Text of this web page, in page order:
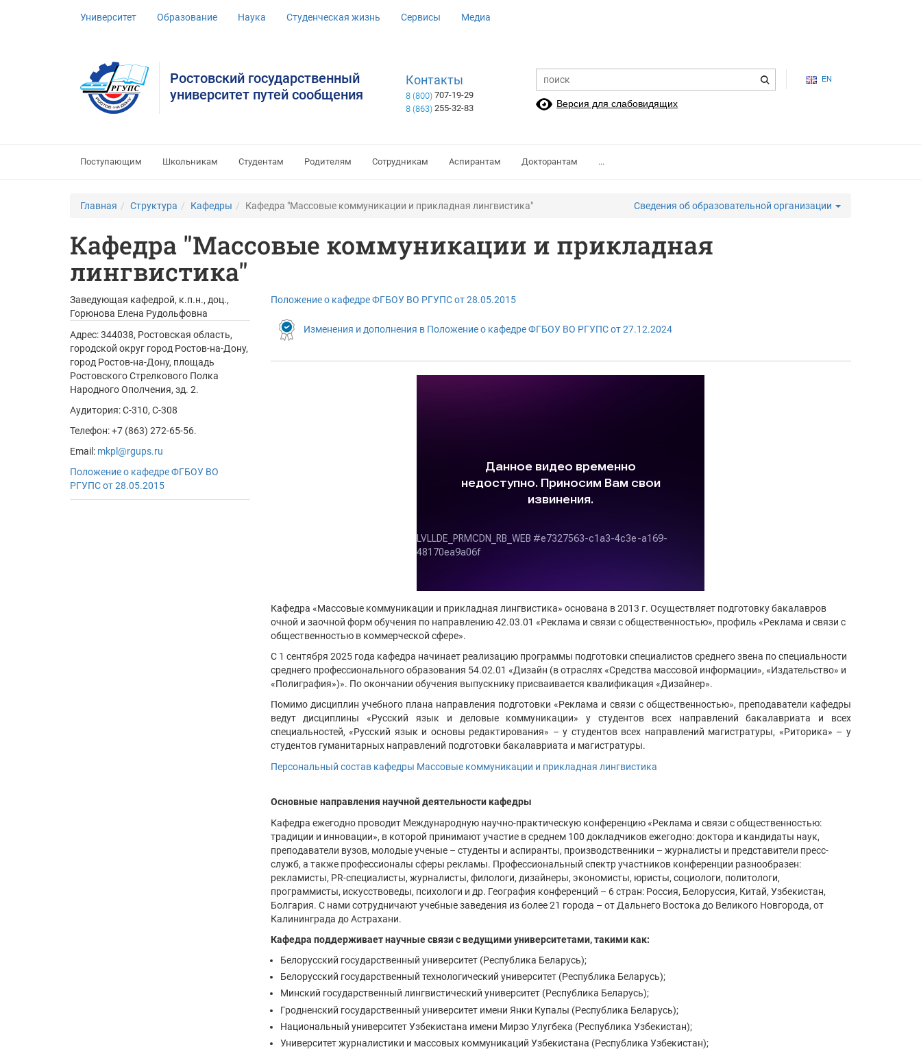
Университет Образование Наука Студенческая жизнь Сервисы Медиа
EN
Ростовский государственный
университет путей сообщения
Контакты
8 (800) 707-19-29
8 (863) 255-32-83 Версия для слабовидящих
Поступающим Школьникам Студентам Родителям Сотрудникам Аспирантам Докторантам ...
Главная Структура Кафедры Кафедра "Массовые коммуникации и прикладная лингвистика" Сведения об образовательной организации
Кафедра "Массовые коммуникации и прикладная
лингвистика"
Заведующая кафедрой, к.п.н., доц.,
Горюнова Елена Рудольфовна
Адрес:344038, Ростовская область,
городской округ город Ростов-на-Дону,
город Ростов-на-Дону, площадь
Ростовского Стрелкового Полка
Народного Ополчения, зд. 2.
Аудитория: С-310, С-308
Телефон: +7 (863) 272-65-56.
Email: mkpl@rgups.ru
Положение о кафедре ФГБОУ ВО
РГУПC от 28.05.2015
Положение о кафедре ФГБОУ ВО РГУПC от 28.05.2015
Изменения и дополнения в Положение о кафедре ФГБОУ ВО РГУПС от 27.12.2024
Кафедра «Массовые коммуникации и прикладная лингвистика» основана в 2013 г. Осуществляет подготовку бакалавров
очной и заочной форм обучения по направлению 42.03.01 «Реклама и связи с общественностью», профиль «Реклама и связи с
общественностью в коммерческой сфере».
С 1 сентября 2025 года кафедра начинает реализацию программы подготовки специалистов среднего звена по специальности
среднего профессионального образования 54.02.01 «Дизайн (в отраслях «Средства массовой информации», «Издательство» и
«Полиграфия»)». По окончании обучения выпускнику присваивается квалификация «Дизайнер».
Помимо дисциплин учебного плана направления подготовки «Реклама и связи с общественностью», преподаватели кафедры
ведут дисциплины «Русский язык и деловые коммуникации» у студентов всех направлений бакалавриата и всех
специальностей, «Русский язык и основы редактирования» – у студентов всех направлений магистратуры, «Риторика» – у
студентов гуманитарных направлений подготовки бакалавриата и магистратуры.
Персональный состав кафедры Массовые коммуникации и прикладная лингвистика
Основные направления научной деятельности кафедры
Кафедра ежегодно проводит Международную научно-практическую конференцию «Реклама и связи с общественностью:
традиции и инновации», в которой принимают участие в среднем 100 докладчиков ежегодно: доктора и кандидаты наук,
преподаватели вузов, молодые ученые – студенты и аспиранты, производственники – журналисты и представители пресс-
служб, а также профессионалы сферы рекламы. Профессиональный спектр участников конференции разнообразен:
рекламисты, PR-специалисты, журналисты, филологи, дизайнеры, экономисты, юристы, социологи, политологи,
программисты, искусствоведы, психологи и др. География конференций – 6 стран: Россия, Белоруссия, Китай, Узбекистан,
Болгария. С нами сотрудничают учебные заведения из более 21 города – от Дальнего Востока до Великого Новгорода, от
Калининграда до Астрахани.
Кафедра поддерживает научные связи с ведущими университетами, такими как:
Белорусский государственный университет (Республика Беларусь);
Белорусский государственный технологический университет (Республика Беларусь);
Минский государственный лингвистический университет (Республика Беларусь);
Гродненский государственный университет имени Янки Купалы (Республика Беларусь);
Национальный университет Узбекистана имени Мирзо Улугбека (Республика Узбекистан);
Университет журналистики и массовых коммуникаций Узбекистана (Республика Узбекистан);